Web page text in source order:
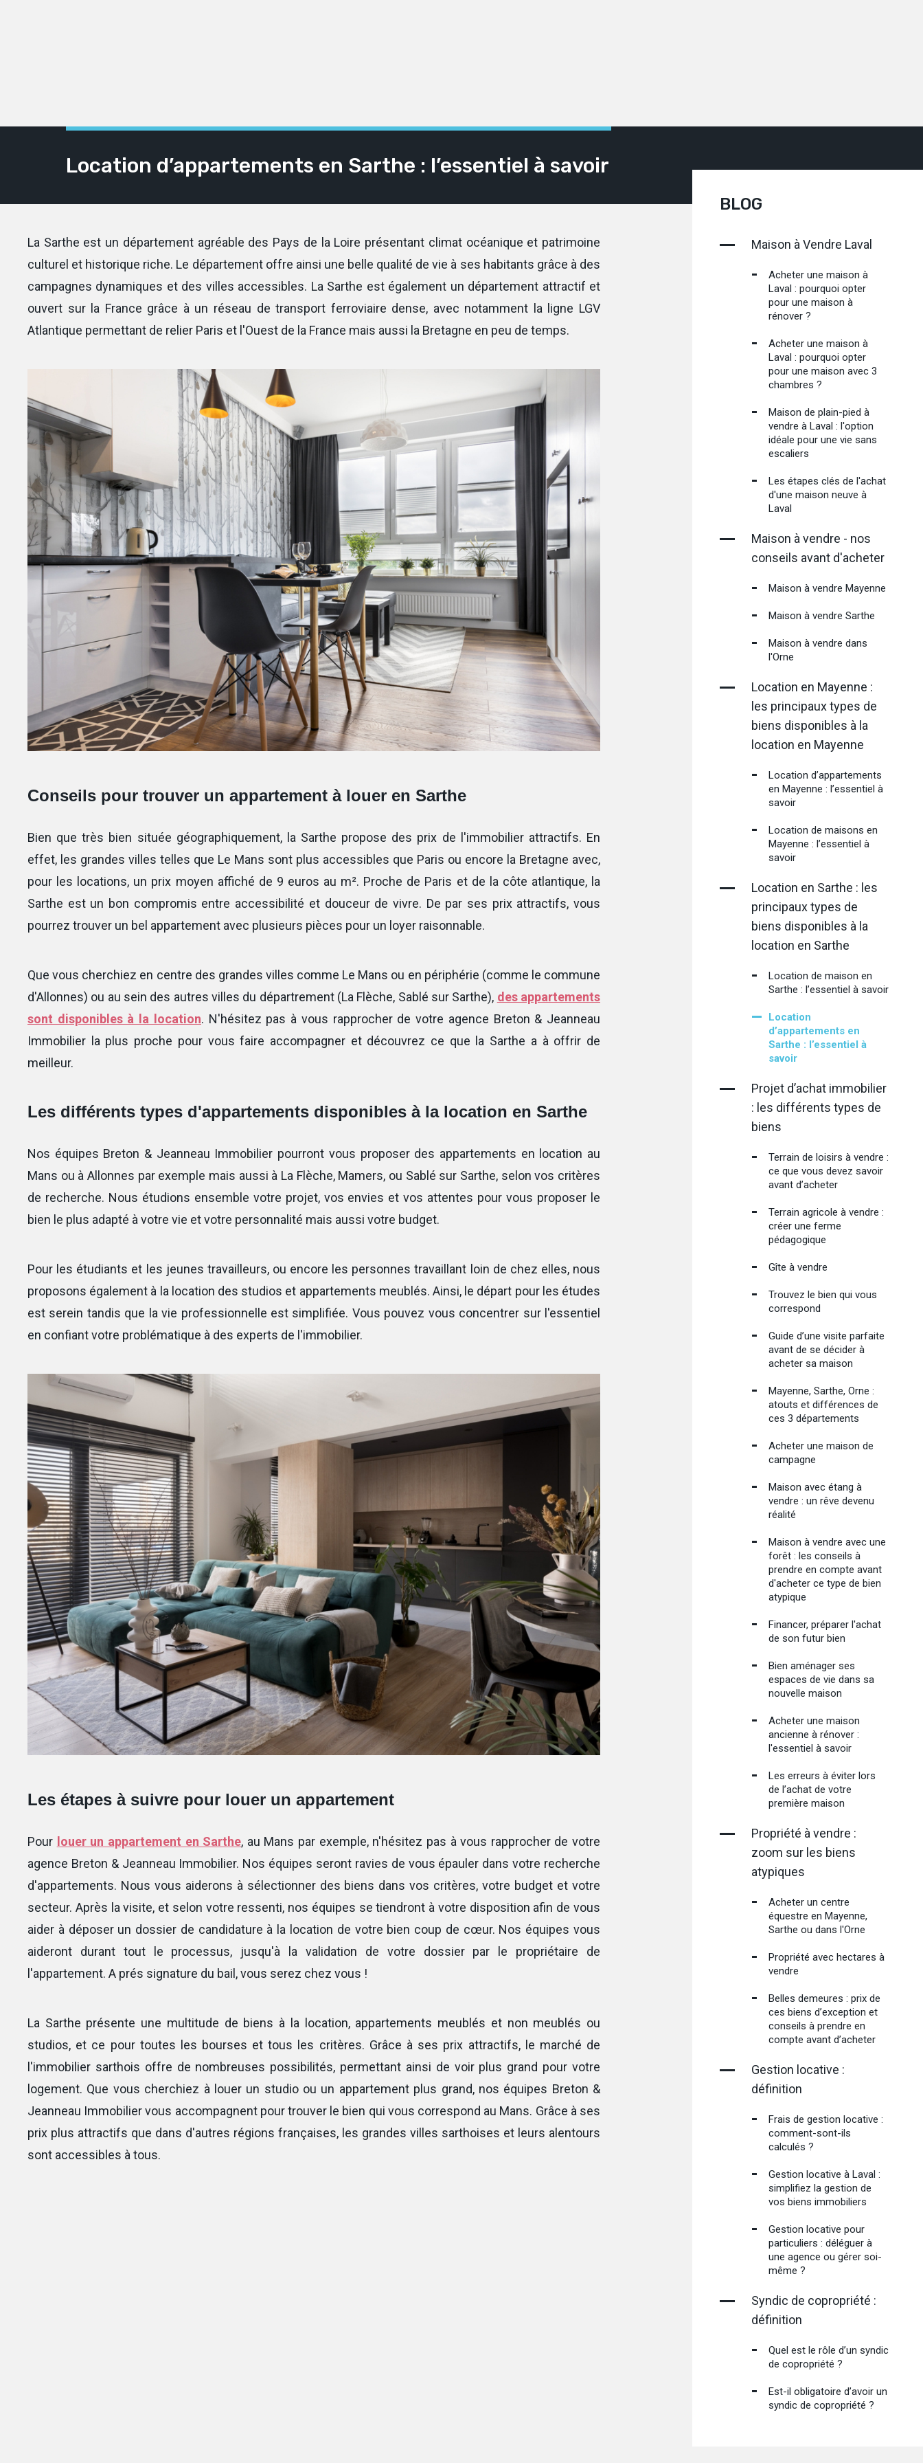
Location d’appartements en Sarthe : l’essentiel à savoir
La Sarthe est un département agréable des Pays de la Loire présentant climat océanique et patrimoine
culturel et historique riche. Le département offre ainsi une belle qualité de vie à ses habitants grâce à des
campagnes dynamiques et des villes accessibles. La Sarthe est également un département attractif et
ouvert sur la France grâce à un réseau de transport ferroviaire dense, avec notamment la ligne LGV
Atlantique permettant de relier Paris et l'Ouest de la France mais aussi la Bretagne en peu de temps.
Conseils pour trouver un appartement à louer en Sarthe
Bien que très bien située géographiquement, la Sarthe propose des prix de l'immobilier attractifs. En
effet, les grandes villes telles que Le Mans sont plus accessibles que Paris ou encore la Bretagne avec,
pour les locations, un prix moyen affiché de 9 euros au m². Proche de Paris et de la côte atlantique, la
Sarthe est un bon compromis entre accessibilité et douceur de vivre. De par ses prix attractifs, vous
pourrez trouver un bel appartement avec plusieurs pièces pour un loyer raisonnable.
Que vous cherchiez en centre des grandes villes comme Le Mans ou en périphérie (comme le commune
d'Allonnes) ou au sein des autres villes du départrement (La Flèche, Sablé sur Sarthe), des appartements
sont disponibles à la location. N'hésitez pas à vous rapprocher de votre agence Breton & Jeanneau
Immobilier la plus proche pour vous faire accompagner et découvrez ce que la Sarthe a à offrir de
meilleur.
Les différents types d'appartements disponibles à la location en Sarthe
Nos équipes Breton & Jeanneau Immobilier pourront vous proposer des appartements en location au
Mans ou à Allonnes par exemple mais aussi à La Flèche, Mamers, ou Sablé sur Sarthe, selon vos critères
de recherche. Nous étudions ensemble votre projet, vos envies et vos attentes pour vous proposer le
bien le plus adapté à votre vie et votre personnalité mais aussi votre budget.
Pour les étudiants et les jeunes travailleurs, ou encore les personnes travaillant loin de chez elles, nous
proposons également à la location des studios et appartements meublés. Ainsi, le départ pour les études
est serein tandis que la vie professionnelle est simplifiée. Vous pouvez vous concentrer sur l'essentiel
en confiant votre problématique à des experts de l'immobilier.
Les étapes à suivre pour louer un appartement
Pour louer un appartement en Sarthe, au Mans par exemple, n'hésitez pas à vous rapprocher de votre
agence Breton & Jeanneau Immobilier. Nos équipes seront ravies de vous épauler dans votre recherche
d'appartements. Nous vous aiderons à sélectionner des biens dans vos critères, votre budget et votre
secteur. Après la visite, et selon votre ressenti, nos équipes se tiendront à votre disposition afin de vous
aider à déposer un dossier de candidature à la location de votre bien coup de cœur. Nos équipes vous
aideront durant tout le processus, jusqu'à la validation de votre dossier par le propriétaire de
l'appartement. A prés signature du bail, vous serez chez vous !
La Sarthe présente une multitude de biens à la location, appartements meublés et non meublés ou
studios, et ce pour toutes les bourses et tous les critères. Grâce à ses prix attractifs, le marché de
l'immobilier sarthois offre de nombreuses possibilités, permettant ainsi de voir plus grand pour votre
logement. Que vous cherchiez à louer un studio ou un appartement plus grand, nos équipes Breton &
Jeanneau Immobilier vous accompagnent pour trouver le bien qui vous correspond au Mans. Grâce à ses
prix plus attractifs que dans d'autres régions françaises, les grandes villes sarthoises et leurs alentours
sont accessibles à tous.
BLOG
Maison à Vendre Laval
Acheter une maison à
Laval : pourquoi opter
pour une maison à
rénover ?
Acheter une maison à
Laval : pourquoi opter
pour une maison avec 3
chambres ?
Maison de plain-pied à
vendre à Laval : l'option
idéale pour une vie sans
escaliers
Les étapes clés de l'achat
d'une maison neuve à
Laval
Maison à vendre - nos
conseils avant d'acheter
Maison à vendre Mayenne
Maison à vendre Sarthe
Maison à vendre dans
l'Orne
Location en Mayenne :
les principaux types de
biens disponibles à la
location en Mayenne
Location d’appartements
en Mayenne : l’essentiel à
savoir
Location de maisons en
Mayenne : l’essentiel à
savoir
Location en Sarthe : les
principaux types de
biens disponibles à la
location en Sarthe
Location de maison en
Sarthe : l’essentiel à savoir
Location
d’appartements en
Sarthe : l’essentiel à
savoir
Projet d’achat immobilier
: les différents types de
biens
Terrain de loisirs à vendre :
ce que vous devez savoir
avant d’acheter
Terrain agricole à vendre :
créer une ferme
pédagogique
Gîte à vendre
Trouvez le bien qui vous
correspond
Guide d’une visite parfaite
avant de se décider à
acheter sa maison
Mayenne, Sarthe, Orne :
atouts et différences de
ces 3 départements
Acheter une maison de
campagne
Maison avec étang à
vendre : un rêve devenu
réalité
Maison à vendre avec une
forêt : les conseils à
prendre en compte avant
d'acheter ce type de bien
atypique
Financer, préparer l'achat
de son futur bien
Bien aménager ses
espaces de vie dans sa
nouvelle maison
Acheter une maison
ancienne à rénover :
l'essentiel à savoir
Les erreurs à éviter lors
de l’achat de votre
première maison
Propriété à vendre :
zoom sur les biens
atypiques
Acheter un centre
équestre en Mayenne,
Sarthe ou dans l'Orne
Propriété avec hectares à
vendre
Belles demeures : prix de
ces biens d’exception et
conseils à prendre en
compte avant d’acheter
Gestion locative :
définition
Frais de gestion locative :
comment-sont-ils
calculés ?
Gestion locative à Laval :
simplifiez la gestion de
vos biens immobiliers
Gestion locative pour
particuliers : déléguer à
une agence ou gérer soi-
même ?
Syndic de copropriété :
définition
Quel est le rôle d’un syndic
de copropriété ?
Est-il obligatoire d’avoir un
syndic de copropriété ?